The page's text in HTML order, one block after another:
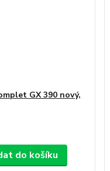
GX 390 nový,
do košíku